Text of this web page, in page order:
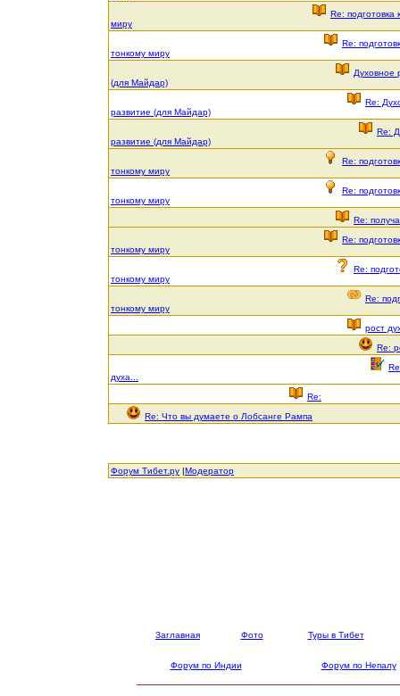
Re: подготовка
миру
Re:
тонкому миру
Духовное
(для Майдар)
Re:
развитие (для Майдар)
Re:
развитие (для Майдар)
Re:
тонкому миру
Re:
тонкому миру
Re:
Re:
тонкому миру
Re:
тонкому миру
Re:
тонкому миру
рост
Re:
духа...
Re:
Re: Что вы думаете о Лобсанге Рампа
Форум Тибет.ру |Модератор
Заглавная Фото Туры в Тибет
Форум по Индии Форум по Непалу